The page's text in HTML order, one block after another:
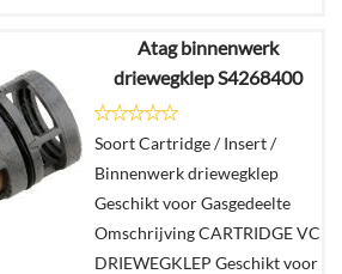
€83,11
€69,82
Details
In
winkelmand
Atag binnenwerk
driewegklep S4268400
Soort Cartridge / Insert /
Binnenwerk driewegklep
Geschikt voor Gasgedeelte
Omschrijving CARTRIDGE VC
DRIEWEGKLEP Geschikt voor